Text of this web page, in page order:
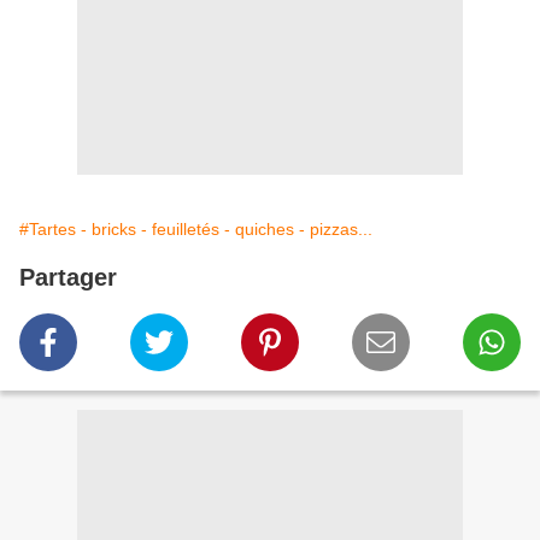
#Tartes - bricks - feuilletés - quiches - pizzas...
Partager